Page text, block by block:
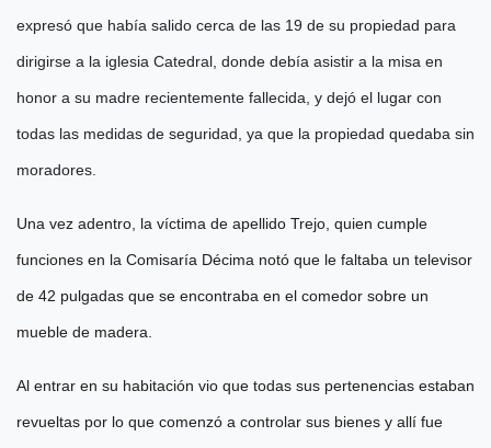
expresó que había salido cerca de las 19 de su propiedad para
dirigirse a la iglesia Catedral, donde debía asistir a la misa en
honor a su madre recientemente fallecida, y dejó el lugar con
todas las medidas de seguridad, ya que la propiedad quedaba sin
moradores.
Una vez adentro, la víctima de apellido Trejo, quien cumple
funciones en la Comisaría Décima notó que le faltaba un televisor
de 42 pulgadas que se encontraba en el comedor sobre un
mueble de madera.
Al entrar en su habitación vio que todas sus pertenencias estaban
revueltas por lo que comenzó a controlar sus bienes y allí fue